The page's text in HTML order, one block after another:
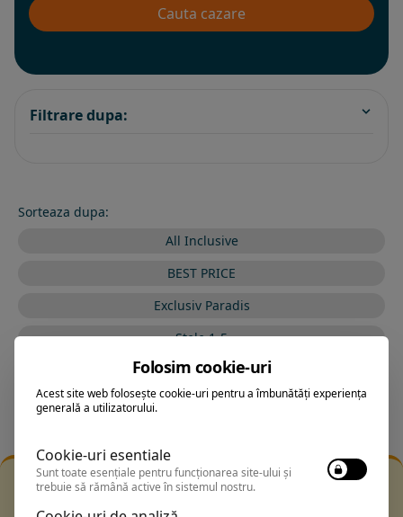
Filtrare dupa:
Sorteaza dupa:
All Inclusive
BEST PRICE
Exclusiv Paradis
Stele 1-5
Stele 5-1
Filtrarea nu a returnat niciun rezultat
Folosim cookie-uri
Acest site web folosește cookie-uri pentru a îmbunătăți experiența
generală a utilizatorului.
Cookie-uri esentiale
Sunt toate esențiale pentru funcționarea site-ului și
trebuie să rămână active în sistemul nostru.